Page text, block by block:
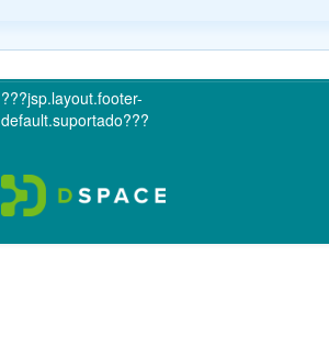
???jsp.layout.footer-
default.suportado???